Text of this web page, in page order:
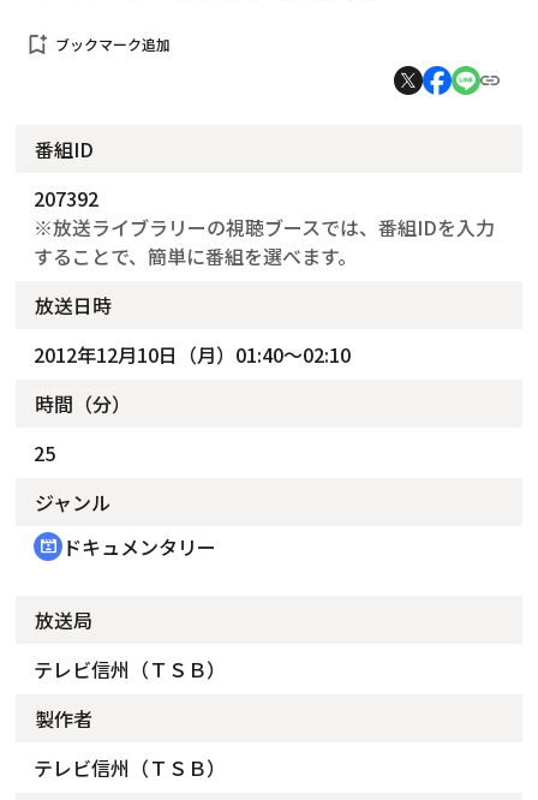
bookmark_add ブックマーク追加
番組ID
207392
※放送ライブラリーの視聴ブースでは、番組IDを入力
することで、簡単に番組を選べます。
放送日時
2012年12月10日（月）01:40～02:10
時間（分）
25
ジャンル
cinematic_blur ドキュメンタリー
放送局
テレビ信州（ＴＳＢ）
製作者
テレビ信州（ＴＳＢ）